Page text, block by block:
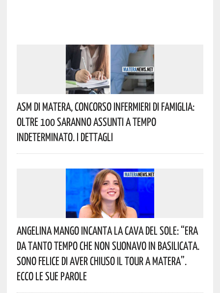
Asm Di Matera, Concorso Infermieri Di Famiglia:
Oltre 100 Saranno Assunti A Tempo
Indeterminato. I Dettagli
Angelina Mango Incanta La Cava Del Sole: “era
Da Tanto Tempo Che Non Suonavo In Basilicata.
Sono Felice Di Aver Chiuso Il Tour A Matera”.
Ecco Le Sue Parole